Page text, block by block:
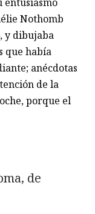
Nothomb
y dibujaba
que había
anécdotas
de la
porque el
de